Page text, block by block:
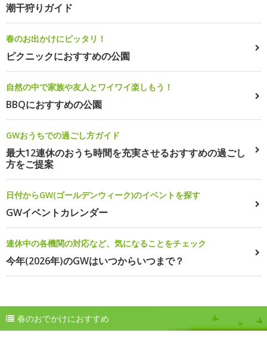
潮干狩りガイド
春のお出かけにピッタリ！
ピクニックにおすすめの公園
自然の中で家族や友人とワイワイ楽しもう！
BBQにおすすめの公園
GWおうちでの過ごし方ガイド
最大12連休のおうち時間を充実させるおすすめの過ごし
方をご提案
日付からGW(ゴールデンウィーク)のイベントを探す
GWイベントカレンダー
連休中の各機関の対応など、気になることをチェック
今年(2026年)のGWはいつからいつまで？
春のおでかけにおすすめ